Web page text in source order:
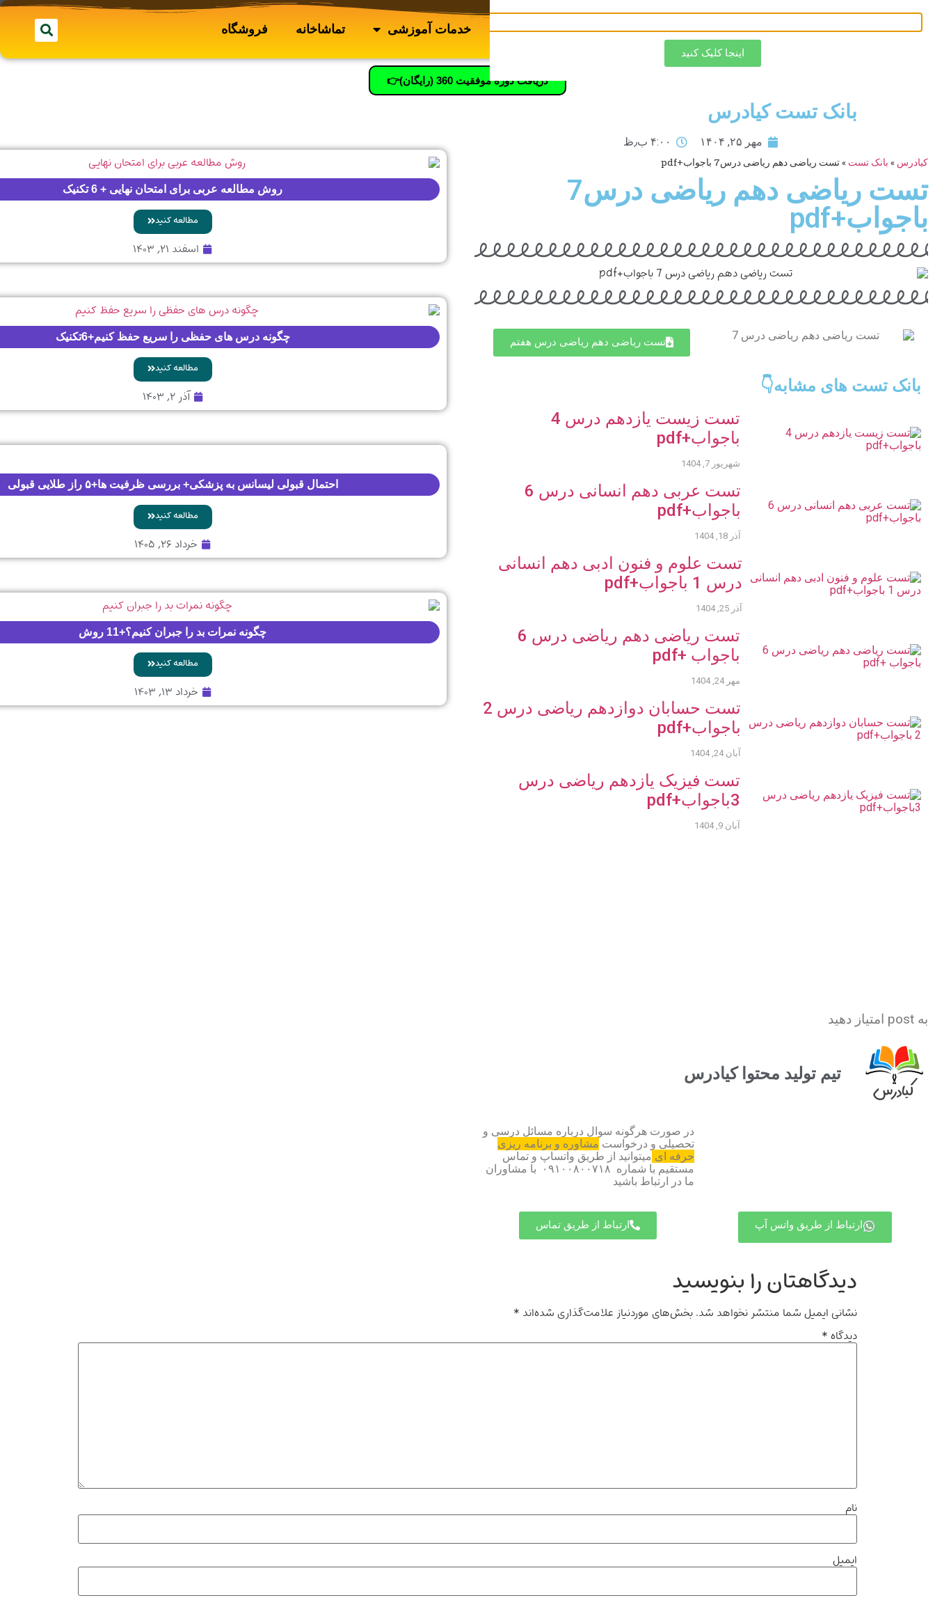
کیادرس بلاگ دانلودکده خدمات آموزشی تماشاخانه فروشگاه
دریافت دوره موفقیت 360 (رایگان)👉
بانک تست کیادرس
مهر ۲۵, ۱۴۰۴ ۴:۰۰ ب٫ظ
کیادرس » بانک تست »تست ریاضی دهم ریاضی درس7 باجواب+pdf
تست ریاضی دهم ریاضی درس7
باجواب+pdf
تست ریاضی دهم ریاضی درس هفتم
بانک تست های مشابه👇
تست زیست یازدهم درس 4
باجواب+pdf
شهریور 7, 1404
تست عربی دهم انسانی درس 6
باجواب+pdf
آذر 18, 1404
تست علوم و فنون ادبی دهم انسانی
درس 1 باجواب+pdf
آذر 25, 1404
تست ریاضی دهم ریاضی درس 6
باجواب +pdf
مهر 24, 1404
تست حسابان دوازدهم ریاضی درس 2
باجواب+pdf
آبان 24, 1404
تست فیزیک یازدهم ریاضی درس
3باجواب+pdf
آبان 9, 1404
به post امتیاز دهید
تیم تولید محتوا کیادرس
در صورت هرگونه سوال درباره مسائل درسی و
تحصیلی و درخواست مشاوره و برنامه ریزی
حرفه ای میتوانید از طریق واتساپ و تماس
مستقیم با شماره ۰۹۱۰۰۸۰۰۷۱۸ با مشاوران
ما در ارتباط باشید
ارتباط از طریق واتس آپ ارتباط از طریق تماس
روش مطالعه عربی برای امتحان نهایی + 6 تکنیک
مطالعه کنید
اسفند ۲۱, ۱۴۰۳
چگونه درس های حفظی را سریع حفظ کنیم+6تکنیک
مطالعه کنید
آذر ۲, ۱۴۰۳
احتمال قبولی لیسانس به پزشکی+ بررسی ظرفیت ها+۵ راز طلایی قبولی
مطالعه کنید
خرداد ۲۶, ۱۴۰۵
چگونه نمرات بد را جبران کنیم؟+11 روش
مطالعه کنید
خرداد ۱۳, ۱۴۰۳
دیدگاهتان را بنویسید
نشانی ایمیل شما منتشر نخواهد شد.بخش‌های موردنیاز علامت‌گذاری شده‌اند *
دیدگاه*
نام
ایمیل
اینجا کلیک کنید